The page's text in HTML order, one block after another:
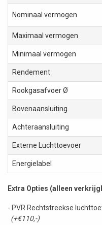
Nominaal vermogen
Maximaal vermogen
Minimaal vermogen
Rendement
Rookgasafvoer Ø
Bovenaansluiting
Achteraansluiting
Externe Luchttoevoer
Energielabel
Extra Opties (alleen
- PVR Rechtstreekse
(+€110,-)